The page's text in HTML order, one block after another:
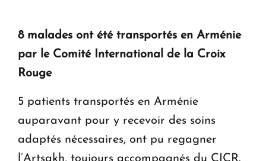
8 malades ont été transportés en Arménie
par le Comité International de la Croix
Rouge
5 patients transportés en Arménie
auparavant pour y recevoir des soins
adaptés nécessaires, ont pu regagner
l’Artsakh, toujours accompagnés du CICR.